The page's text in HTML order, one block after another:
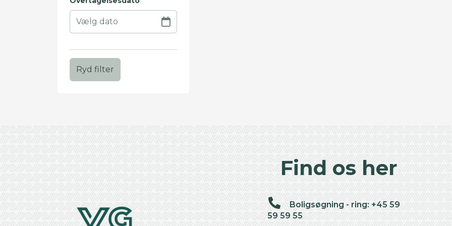
Ryd filter
Find os her
Boligsøgning - ring: +45 59
59 59 55